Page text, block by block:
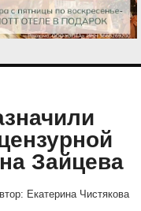
Зайцева
Екатерина Чистякова